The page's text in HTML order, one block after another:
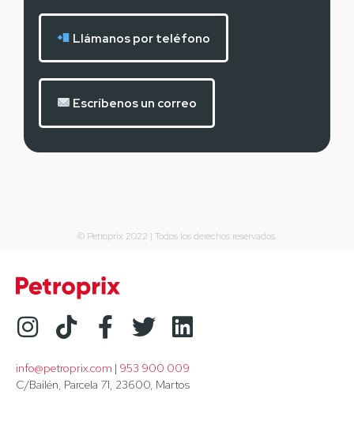
Llámanos por teléfono
Escríbenos un correo
© Petroprix 2022 | Todos los derechos reservados.
info@petroprix.com | 953 900 009
C/Bailén, Parcela 71, 23600, Martos